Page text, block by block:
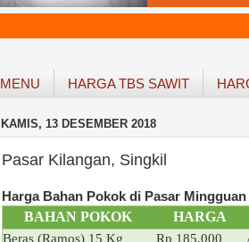
MENU HARGA TBS SAWIT
KAMIS, 13 DESEMBER 2018
Pasar Kilangan, Singkil
Harga Bahan Pokok di Pasar
BAHAN POKOK HARGA
Beras (Ramos) 15 Kg
Rp 185,000